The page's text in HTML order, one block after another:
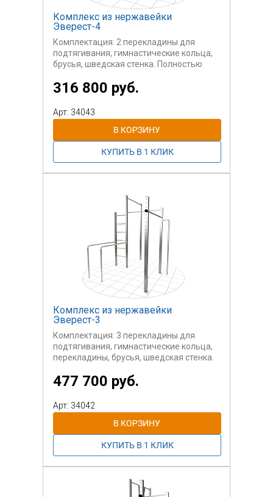
Комплекс из нержавейки
Эверест-4
Комплектация: 2 перекладины для
подтягивания, гимнастические кольца,
брусья, шведская стенка. Полностью
разнообразных тренировок и игр для
всей семьи. Устойчивая конструкция,
полностью сделанная из нержавеющей
стали. Сетка - поставляется отдельно.
316 800 руб.
Арт: 34043
Комплекс из нержавейки
Эверест-3
Комплектация: 3 перекладины для
подтягивания, гимнастические кольца,
перекладины, брусья, шведская стенка.
для разнообразных тренировок и игр
для всей семьи. Устойчивая
конструкция, полностью сделанная из
нержавеющей стали.
477 700 руб.
Арт: 34042